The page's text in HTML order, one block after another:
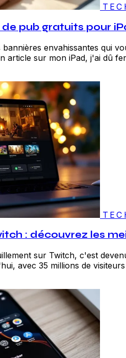
de pub gratuits pour
bannières envahissantes qui
article sur mon iPad, j'ai dû
: découvrez les
sur Twitch, c'est
avec 35 millions de